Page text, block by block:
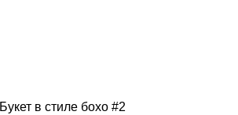
Букет в стиле бохо #2